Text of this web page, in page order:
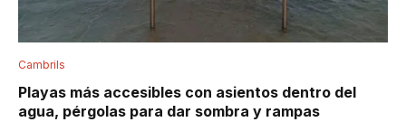
Cambrils
Playas más accesibles con asientos dentro del
agua, pérgolas para dar sombra y rampas